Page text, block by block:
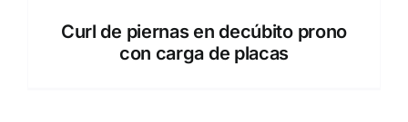
Curl de piernas en decúbito prono
con carga de placas